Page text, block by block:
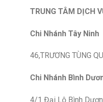
TRUNG TÂM DỊCH
Chi Nhánh Tây Ninh
46,TRƯƠNG TÙNG
Chi Nhánh Bình
4/1 Đại Lộ Bình